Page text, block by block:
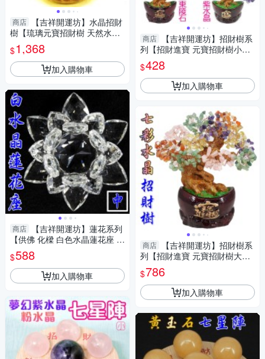
商店
【吉祥開運坊】水晶招財
樹【琉璃元寶招財樹 天然水晶
招財樹 元寶發財樹 大型】 開光
擇日
$1,368
加入購物車
商店
【吉祥開運坊】蓮花系列
【供佛 化樑 白色水晶蓮花座 中
型】開光 擇日
$588
加入購物車
商店
【吉祥開運坊】招財樹系
列【招財進寶 元寶招財樹小型
天然水晶招財樹 】 淨化開光 擇
日
$428
加入購物車
商店
【吉祥開運坊】招財樹系
列【招財進寶 元寶招財樹大型
天然水晶招財樹 】 淨化開光 擇
日
$786
加入購物車